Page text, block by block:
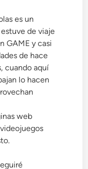
es un
de viaje
GAME y casi
de hace
cuando aquí
lo hacen
web